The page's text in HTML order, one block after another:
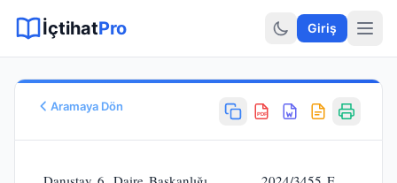
Hukuki Araçlar
İçtihatPro Giriş
Aramaya Dön
PDF